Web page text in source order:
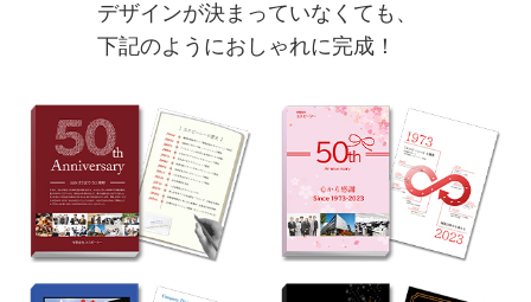
デザインが決まっていなくても、
下記のようにおしゃれに完成！